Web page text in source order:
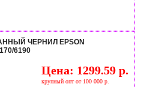
ЧЕРНИЛ EPSON
6190
Цена: 1299.59 р.
крупный опт от 100 000 р.